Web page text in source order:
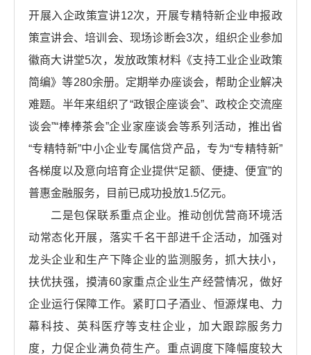
开展入企政策宣讲12次，开展专精特新企业申报政
策宣讲会、培训会、现场诊断会3次，组织企业参加
徽商大讲堂5次，发放政策材料《支持工业企业政策
简编》等280余册。定期举办座谈会，帮助企业解决
难题。半年来组织了“政银企座谈会”、政校企交流座
谈会”“棒棒茶会”企业家座谈会等系列活动，推出省
“专精特新”中小企业专属信贷产品，专为“专精特新”
各梯度以及意向培育企业提供“足额、便捷、便宜”的
普惠金融服务，目前已成功投放1.5亿元。
二是包保联系重点企业。推动创优营商环境活
动常态化开展，落实千名干部进千企活动，加强对
龙头企业和生产下降企业的监测服务，抓大扶小，
扶优扶强，摸清60家重点企业生产经营情况，做好
企业运行保障工作。紧盯口子酒业、恒源煤电、力
幕科技、英科医疗等支柱企业，加大跟踪服务力
度，力促企业满负荷生产。重点调度下降幅度较大